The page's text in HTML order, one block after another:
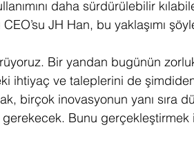
daha sürdürülebilir
JH Han, bu yaklaşımı
Bir yandan bugünün
ihtiyaç ve taleplerini de
birçok inovasyonun yanı sıra
Bunu gerçekleştirmek